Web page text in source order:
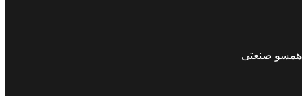
همسو صنعتی